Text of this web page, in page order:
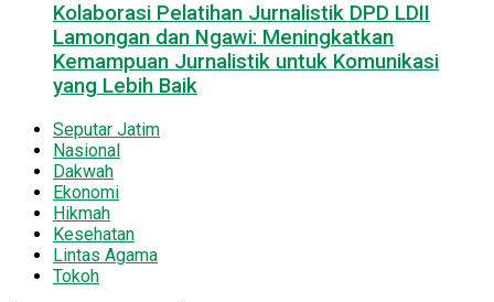
Kolaborasi Pelatihan Jurnalistik DPD LDII
Lamongan dan Ngawi: Meningkatkan
Kemampuan Jurnalistik untuk Komunikasi
yang Lebih Baik
Seputar Jatim
Nasional
Dakwah
Ekonomi
Hikmah
Kesehatan
Lintas Agama
Tokoh